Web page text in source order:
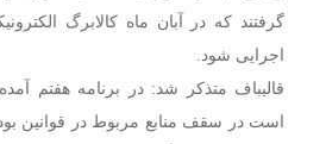
گرفتند که در آبان ماه کالابرگ
اجرایی شود.
قالیباف متذکر شد: در برنامه هفتم
است در سقف منابع مربوط در قوانین